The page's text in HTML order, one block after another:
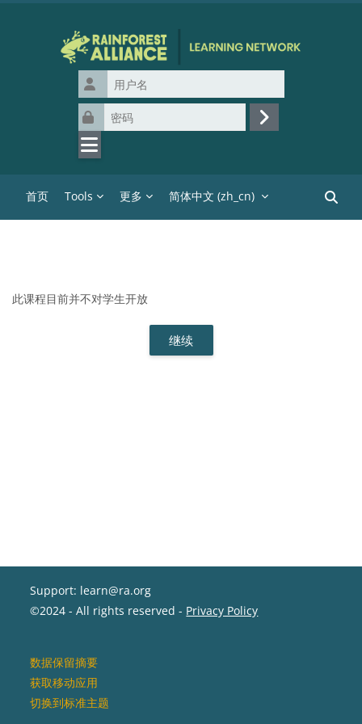
用户名
密码
登录
首页 Tools 更多 简体中文 ‎(zh_cn)‎
搜索课
此课程目前并不对学生开放
继续
Support: learn@ra.org
©2024 - All rights reserved - Privacy Policy
‎数据保留摘要‎
获取移动应用
切换到标准主题